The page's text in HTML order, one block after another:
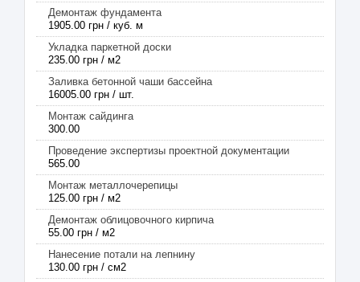
Демонтаж фундамента
1905.00 грн / куб. м
Укладка паркетной доски
235.00 грн / м2
Заливка бетонной чаши бассейна
16005.00 грн / шт.
Монтаж сайдинга
300.00
Проведение экспертизы проектной документации
565.00
Монтаж металлочерепицы
125.00 грн / м2
Демонтаж облицовочного кирпича
55.00 грн / м2
Нанесение потали на лепнину
130.00 грн / см2